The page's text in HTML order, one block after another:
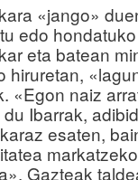
«jango»
edo
eta batean
hiruretan,
«Egon naiz
Ibarrak,
esaten,
Gazteak